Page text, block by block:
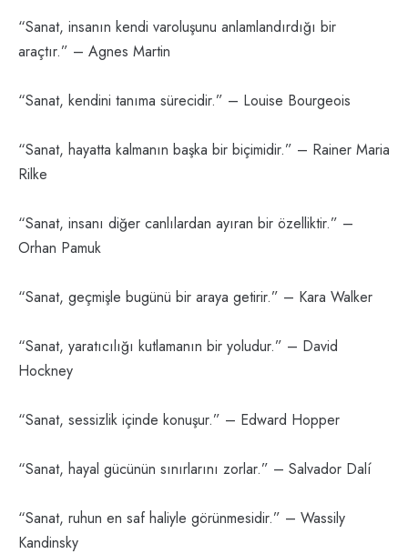
“Sanat, insanın kendi varoluşunu anlamlandırdığı bir
araçtır.” – Agnes Martin
“Sanat, kendini tanıma sürecidir.” – Louise Bourgeois
“Sanat, hayatta kalmanın başka bir biçimidir.” – Rainer Maria
Rilke
“Sanat, insanı diğer canlılardan ayıran bir özelliktir.” –
Orhan Pamuk
“Sanat, geçmişle bugünü bir araya getirir.” – Kara Walker
“Sanat, yaratıcılığı kutlamanın bir yoludur.” – David
Hockney
“Sanat, sessizlik içinde konuşur.” – Edward Hopper
“Sanat, hayal gücünün sınırlarını zorlar.” – Salvador Dalí
“Sanat, ruhun en saf haliyle görünmesidir.” – Wassily
Kandinsky